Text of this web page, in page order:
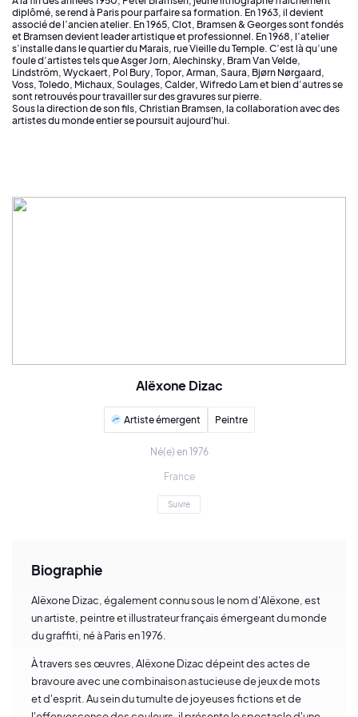
diplômé, se rend à Paris pour parfaire sa formation. En 1963, il devient
associé de l’ancien atelier. En 1965, Clot, Bramsen & Georges sont fondés
et Bramsen devient leader artistique et professionnel. En 1968, l’atelier
s’installe dans le quartier du Marais, rue Vieille du Temple. C’est là qu’une
foule d’artistes tels que Asger Jorn, Alechinsky, Bram Van Velde,
Lindström, Wyckaert, Pol Bury, Topor, Arman, Saura, Bjørn Nørgaard,
Voss, Toledo, Michaux, Soulages, Calder, Wifredo Lam et bien d’autres se
sont retrouvés pour travailler sur des gravures sur pierre.
Sous la direction de son fils, Christian Bramsen, la collaboration avec des
artistes du monde entier se poursuit aujourd'hui.
Alëxone Dizac
Artiste émergent Peintre
Né(e) en 1976
France
Suivre
Biographie
Alëxone Dizac, également connu sous le nom d'Alëxone, est
un artiste, peintre et illustrateur français émergeant du monde
du graffiti, né à Paris en 1976.
À travers ses œuvres, Alëxone Dizac dépeint des actes de
bravoure avec une combinaison astucieuse de jeux de mots
et d'esprit. Au sein du tumulte de joyeuses fictions et de